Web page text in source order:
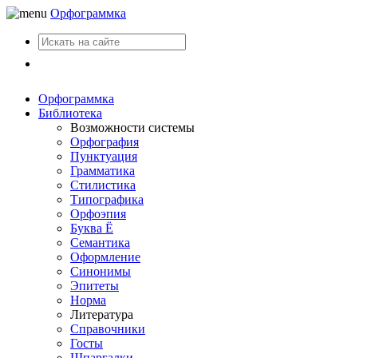
Орфограммка
Орфограммка
Библиотека
Возможности системы
Орфография
Пунктуация
Грамматика
Стилистика
Типографика
Орфоэпия
Буква Ё
Семантика
Оформление
Синонимы
Эпитеты
Норма
Литература
Справочники
Госты